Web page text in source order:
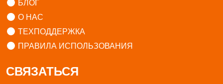
БЛОГ
О НАС
ТЕХПОДДЕРЖКА
ПРАВИЛА ИСПОЛЬЗОВАНИЯ
СВЯЗАТЬСЯ